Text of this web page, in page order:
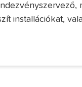
installációkat,